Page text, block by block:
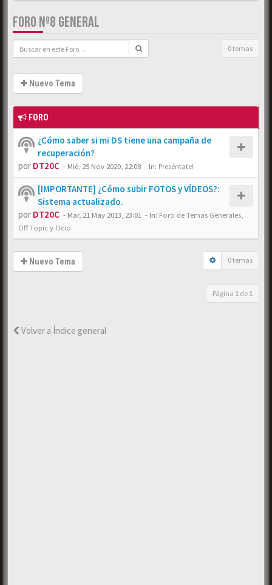
FORO Nº8 GENERAL
0 temas
Nuevo Tema
FORO
¿Cómo saber si mi DS tiene una campaña de
recuperación?
por DT20C - Mié, 25 Nov 2020, 22:08 - In: Preséntate!
[IMPORTANTE] ¿Cómo subir FOTOS y VÍDEOS?:
Sistema actualizado.
por DT20C - Mar, 21 May 2013, 23:01 - In: Foro de Temas Generales,
Off Topic y Ocio.
Nuevo Tema 0 temas
Página 1 de 1
Volver a Índice general